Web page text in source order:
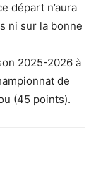
départ n’aura
ni sur la bonne
2025-2026 à
de
(45 points).